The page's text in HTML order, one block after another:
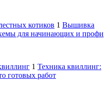
котиков 1 Вышивка
для начинающих и профи
1 Техника квиллинг:
готовых работ